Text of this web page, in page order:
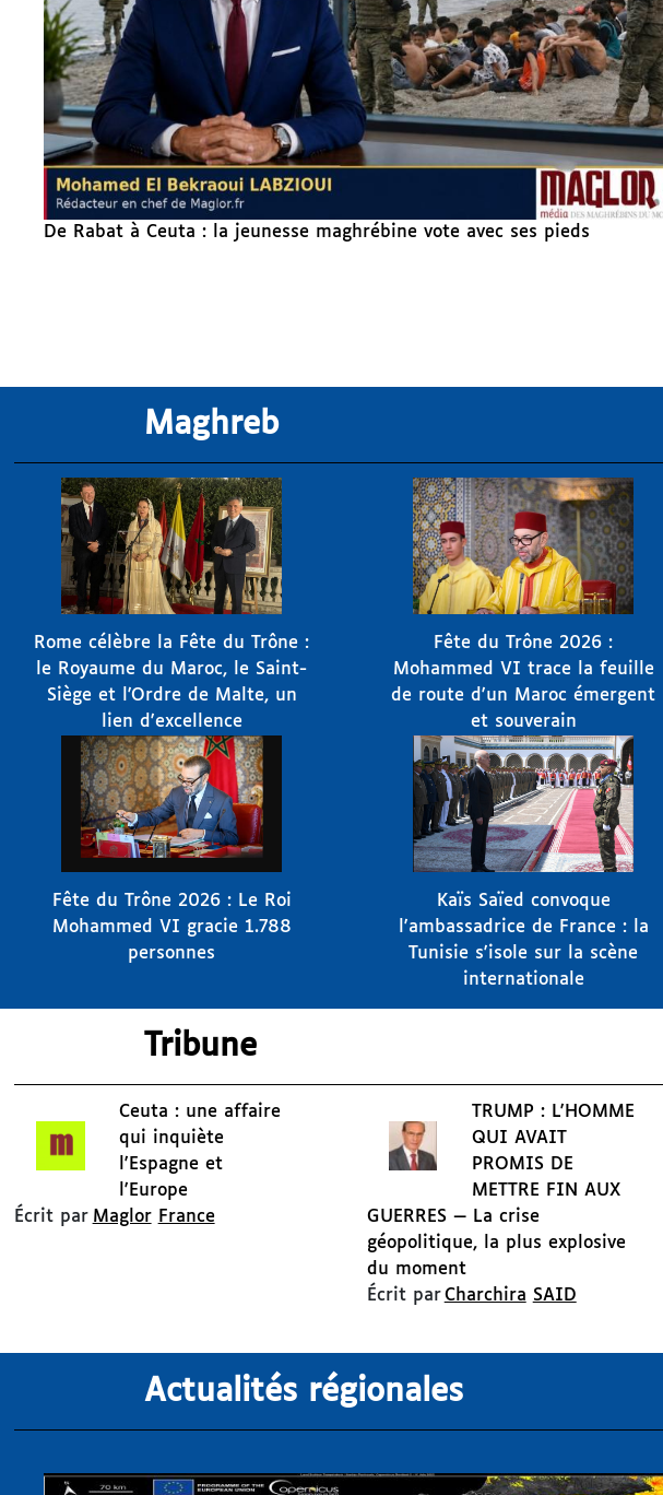
De Rabat à Ceuta : la jeunesse maghrébine vote avec ses pieds
Maghreb
Rome célèbre la Fête du Trône :
le Royaume du Maroc, le Saint-
Siège et l'Ordre de Malte, un
lien d'excellence
Fête du Trône 2026 :
Mohammed VI trace la feuille
de route d'un Maroc émergent
et souverain
Fête du Trône 2026 : Le Roi
Mohammed VI gracie 1.788
personnes
Kaïs Saïed convoque
l'ambassadrice de France : la
Tunisie s'isole sur la scène
internationale
Tribune
Ceuta : une affaire
qui inquiète
l'Espagne et
l'Europe
Écrit par Maglor France
TRUMP : L'HOMME
QUI AVAIT
PROMIS DE
METTRE FIN AUX
GUERRES — La crise
géopolitique, la plus explosive
du moment
Écrit par Charchira SAID
Actualités régionales